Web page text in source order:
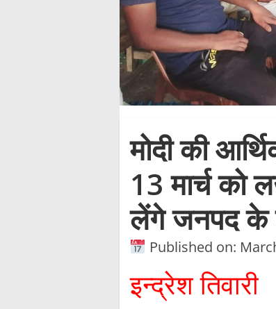
मोदी की
13 मार्च को
लेंगे जनपद के
Published on:
इन्द्रेश तिवारी